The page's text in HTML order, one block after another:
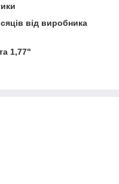
від виробника
1,77"